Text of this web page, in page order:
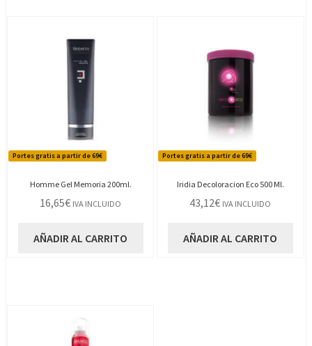
Portes gratis a partir de 69€
Homme Gel Memoria 200ml.
16,65€ IVA INCLUIDO
AÑADIR AL CARRITO
Portes gratis a partir de 69€
Iridia Decoloracion Eco 500 Ml.
43,12€ IVA INCLUIDO
AÑADIR AL CARRITO